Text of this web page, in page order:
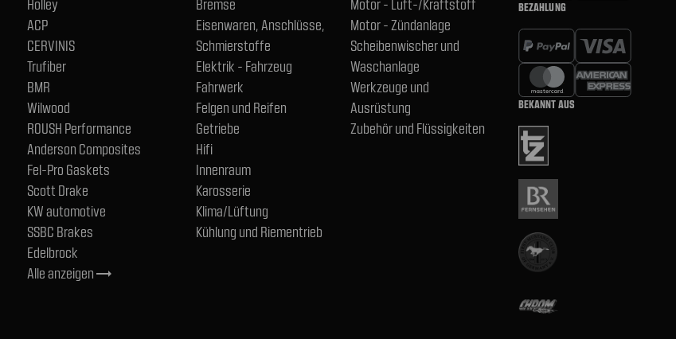
Holley
ACP
CERVINIS
Trufiber
BMR
Wilwood
ROUSH Performance
Anderson Composites
Fel-Pro Gaskets
Scott Drake
KW automotive
SSBC Brakes
Edelbrock
Alle anzeigentrending_flat
Bremse
Eisenwaren, Anschlüsse,
Schmierstoffe
Elektrik - Fahrzeug
Fahrwerk
Felgen und Reifen
Getriebe
Hifi
Innenraum
Karosserie
Klima/Lüftung
Kühlung und Riementrieb
Motor - Luft-/Kraftstoff
Motor - Zündanlage
Scheibenwischer und
Waschanlage
Werkzeuge und
Ausrüstung
Zubehör und Flüssigkeiten
BEZAHLUNG
BEKANNT AUS